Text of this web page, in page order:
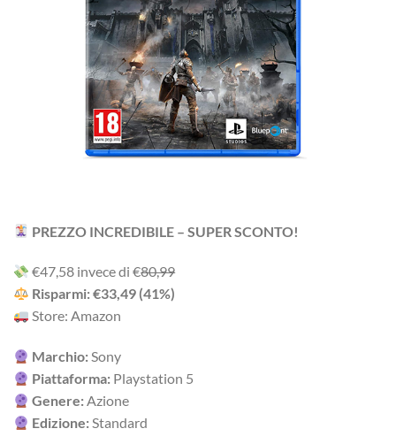
PREZZO INCREDIBILE – SUPER SCONTO!
‎€47,58 i‎nv‎ec‎e ‎di‎ €80,99
R‎is‎pa‎rm‎i: €33,49 (41%)
Store: Amazon
Marchio:Sony
Piattaforma: Playstation 5
Genere:Azione
Edizione:Standard